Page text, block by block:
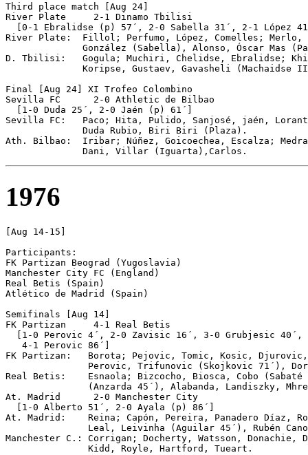
Third place match [Aug 24]
River Plate	2-1 Dinamo Tbilisi
[0-1 Ebralidse (p) 57´, 2-0 Sabella 31´, 2-1 López
River Plate:  Fillol; Perfumo, López, Comelles;
González (Sabella), Alonso, Óscar Mas
D. Tbilisi:   Gogula; Muchiri, Chelidse, Ebralidse;
Koripse, Gustaev, Gavasheli (Machaidse
Final [Aug 24] XI Trofeo Colombino
Sevilla	FC	2-0 Athletic de Bilbao
  [1-0 Duda 25´, 2-0 Jaén (p) 61´]
Sevilla FC:   Paco; Hita, Pulido, Sanjosé, jaén,
              Duda Rubio, Biri Biri (Plaza).
Ath. Bilbao:  Iribar; Núñez, Goicoechea, Escalza;
1976
[Aug 14-15]
Participants:
FK Partizan Beograd (Yugoslavia)
Manchester City FC (England)
Real Betis (Spain)
Atlético de Madrid (Spain)
Semifinals [Aug 14]
FK Partizan	4-1 Real Betis
[1-0 Perovic 4´, 2-0 Zavisic 16´, 3-0 Grubjesic 40´,
   4-1 Perovic 86´]
FK Partizan:   Borota; Pejovic, Tomic, Kosic,
Perovic, Trifunovic (Skojkovic 71´),
Real Betis:    Esnaola; Bizcocho, Biosca, Cobo
(Anzarda 45´), Alabanda, Landiszky,
At. Madrid	2-0 Manchester City
  [1-0 Alberto 51´, 2-0 Ayala (p) 86´]
At. Madrid:    Reina; Capón, Pereira, Panadero Díaz,
Leal, Leivinha (Aguilar 45´), Rubén
Manchester C.: Corrigan; Docherty, Watsson, Donachie,
               Kidd, Royle, Hartford, Tueart.